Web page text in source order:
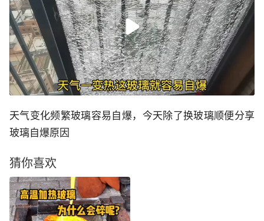
天气变化频繁玻璃容易自爆，今天除了换玻璃顺便分享
玻璃自爆原因
猜你喜欢